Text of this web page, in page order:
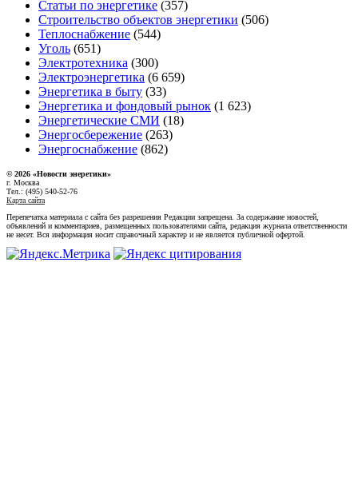
Статьи по энергетике (357)
Строительство объектов энергетики (506)
Теплоснабжение (544)
Уголь (651)
Электротехника (300)
Электроэнергетика (6 659)
Энергетика в быту (33)
Энергетика и фондовый рынок (1 623)
Энергетические СМИ (18)
Энергосбережение (263)
Энергоснабжение (862)
© 2026 «Новости энеретики»
г. Москва
Тел.: (495) 540-52-76
Карта сайта
Перепечатка материала с сайта без разрешения Редакции запрещена. За содержание новостей,
объявлений и комментариев, размещенных пользователями сайта, редакция журнала ответственности
не несет. Вся информация носит справочный характер и не является публичной офертой.